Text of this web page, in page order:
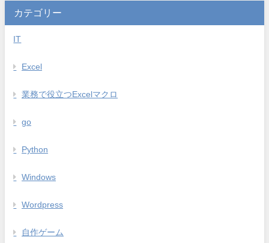
カテゴリー
IT
Excel
業務で役立つExcelマクロ
go
Python
Windows
Wordpress
自作ゲーム